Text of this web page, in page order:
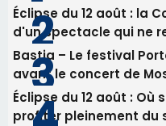
Éclipse du 12 août : la
d'un spectacle qui ne
Bastia – Le festival
avant le concert de
Éclipse du 12 août : Où
profiter pleinement du